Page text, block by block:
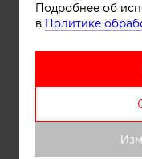
Подробнее об
в Политике